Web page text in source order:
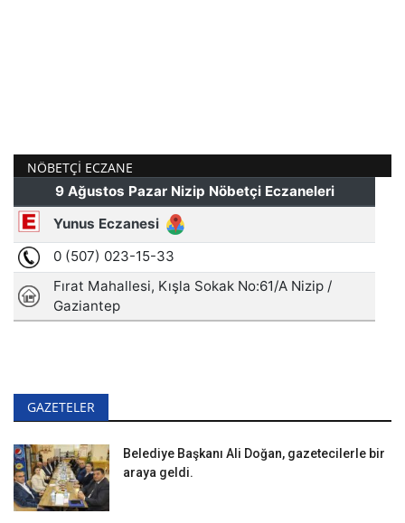
NÖBETÇI ECZANE
GAZETELER
Belediye Başkanı Ali Doğan, gazetecilerle bir
araya geldi.